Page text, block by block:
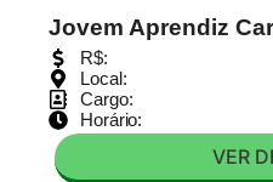
Jovem Aprendiz
R$:
Local:
Cargo:
Horário:
VER